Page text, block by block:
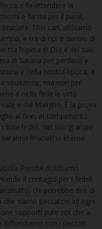
e fa attendere la
e farina per il pane,
Miei cari, abbiamo
e tra di noi e dentro di
tra l’opera di Dio e del suo
di Satana per perderci e
e nella nostra epoca, e
situazione, ma non per
e nella fede le virtù
e dal Maligno. È la prova
al fine, al compimento
suoi fedeli, nel suo granaio
bruciati in eterno
Perché dobbiamo
il contagio per i fedeli
chi potrebbe dire di
siamo peccatori ad ogni
sopporti pure noi che a
diffondiamo con i peccati